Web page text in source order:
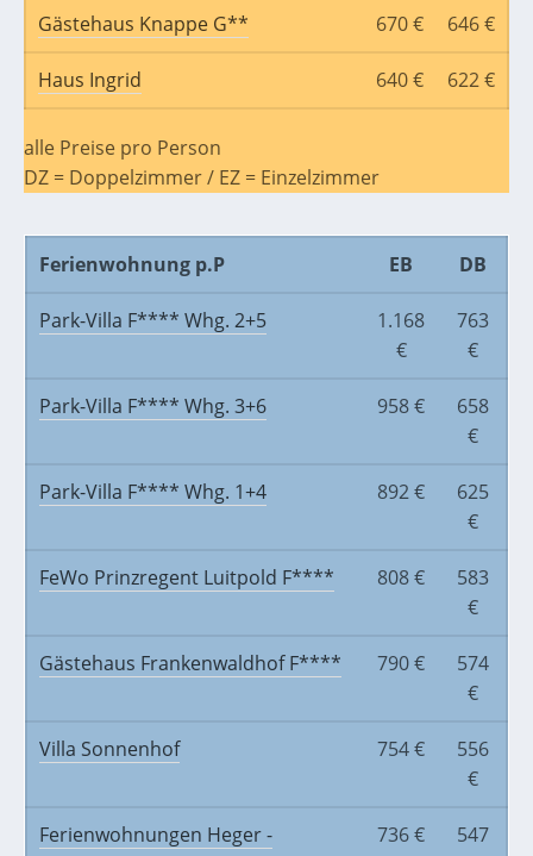
Gästehaus Knappe G** 670 € 646 €
Haus Ingrid 640 € 622 €
alle Preise pro Person
DZ = Doppelzimmer / EZ = Einzelzimmer
Ferienwohnung p.P EB DB
Park-Villa F**** Whg. 2+5
1.168
€
763
€
Park-Villa F**** Whg. 3+6 958 €
658
€
Park-Villa F**** Whg. 1+4 892 €
625
€
FeWo Prinzregent Luitpold F**** 808 €
583
€
Gästehaus Frankenwaldhof F**** 790 €
574
€
Villa Sonnenhof 754 €
556
€
Ferienwohnungen Heger -
736 €
547